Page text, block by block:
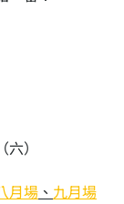
）
月場 、 九月場